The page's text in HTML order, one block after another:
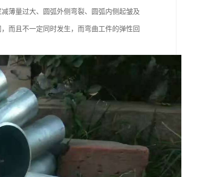
薄量过大、圆弧外侧弯裂、圆弧内侧起皱及
而且不一定同时发生，而弯曲工件的弹性回